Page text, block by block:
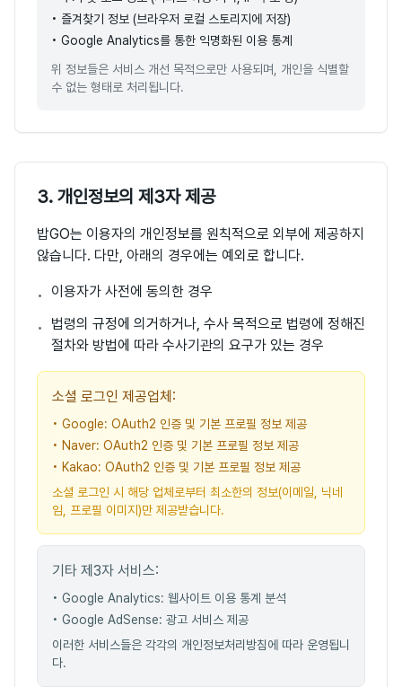
• 즐겨찾기 정보 (브라우저 로컬 스토리지에 저장)
• Google Analytics를 통한 익명화된 이용 통계
위 정보들은 서비스 개선 목적으로만 사용되며, 개인을 식별할
수 없는 형태로 처리됩니다.
3. 개인정보의 제3자 제공
밥GO는 이용자의 개인정보를 원칙적으로 외부에 제공하지
않습니다. 다만, 아래의 경우에는 예외로 합니다.
• 이용자가 사전에 동의한 경우
•
법령의 규정에 의거하거나, 수사 목적으로 법령에 정해진
절차와 방법에 따라 수사기관의 요구가 있는 경우
소셜 로그인 제공업체:
• Google: OAuth2 인증 및 기본 프로필 정보 제공
• Naver: OAuth2 인증 및 기본 프로필 정보 제공
• Kakao: OAuth2 인증 및 기본 프로필 정보 제공
소셜 로그인 시 해당 업체로부터 최소한의 정보(이메일, 닉네
임, 프로필 이미지)만 제공받습니다.
기타 제3자 서비스:
• Google Analytics: 웹사이트 이용 통계 분석
• Google AdSense: 광고 서비스 제공
이러한 서비스들은 각각의 개인정보처리방침에 따라 운영됩니
다.